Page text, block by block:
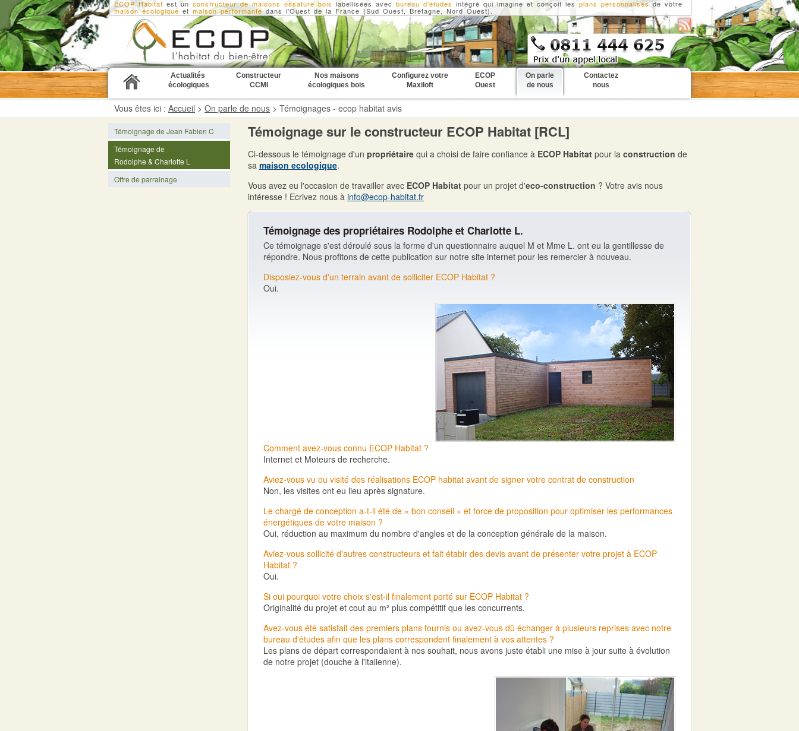
ECOP Habitat est un constructeur de maisons ossature bois labellisées avec bureau d'études intégré qui imagine et conçoit lesplans personnalisésde votre
maison ecologique et maison performantedans l'Ouest de la France (Sud Ouest, Bretagne, Nord Ouest).
Vous êtes ici : Accueil > On parle de nous > Témoignages - ecop habitat avis
Témoignage sur le constructeur ECOP Habitat [RCL]
Ci-dessous le témoignage d'un propriétaire qui a choisi de faire confiance à ECOP Habitat pour la construction de
sa maison ecologique.
Vous avez eu l'occasion de travailler avec ECOP Habitat pour un projet d'eco-construction ? Votre avis nous
intéresse ! Ecrivez nous à info@ecop-habitat.fr
Témoignage des propriétaires Rodolphe et Charlotte L.
Ce témoignage s'est déroulé sous la forme d'un questionnaire auquel M et Mme L. ont eu la gentillesse de
répondre. Nous profitons de cette publication sur notre site internet pour les remercier à nouveau.
Disposiez-vous d'un terrain avant de solliciter ECOP Habitat ?
Oui.
Comment avez-vous connu ECOP Habitat ?
Internet et Moteurs de recherche.
Aviez-vous vu ou visité des réalisations ECOP habitat avant de signer votre contrat de construction
Non, les visites ont eu lieu après signature.
Le chargé de conception a-t-il été de « bon conseil » et force de proposition pour optimiser les performances
énergétiques de votre maison ?
Oui, réduction au maximum du nombre d'angles et de la conception générale de la maison.
Aviez-vous sollicité d'autres constructeurs et fait étabir des devis avant de présenter votre projet à ECOP
Habitat ?
Oui.
Si oui pourquoi votre choix s'est-il finalement porté sur ECOP Habitat ?
Originalité du projet et cout au m² plus compétitif que les concurrents.
Avez-vous été satisfait des premiers plans fournis ou avez-vous dû échanger à plusieurs reprises avec notre
bureau d'études afin que les plans correspondent finalement à vos attentes ?
Les plans de départ correspondaient à nos souhait, nous avons juste établi une mise à jour suite à évolution
de notre projet (douche à l'italienne).
Témoignage de Jean Fabien C
Témoignage de
Rodolphe & Charlotte L
Offre de parrainage
Actualités
écologiques
Constructeur
CCMI
Nos maisons
écologiques bois
Configurez votre
Maxiloft
ECOP
Ouest
On parle
de nous
Contactez
nous